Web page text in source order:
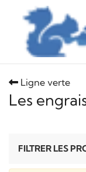
Ligne verte
Les
FILTRER LES